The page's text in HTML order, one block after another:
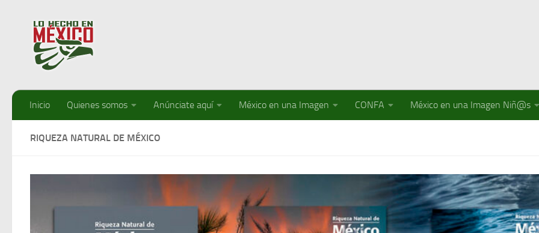
Inicio Quienes somos Anúnciate aquí México en una Imagen CONFA México en una Imagen Niñ@s
RIQUEZA NATURAL DE MÉXICO